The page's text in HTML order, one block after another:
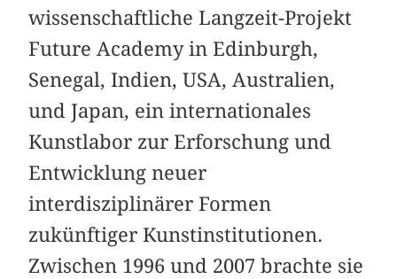
wissenschaftliche Langzeit-Projekt
Future Academy in Edinburgh,
Senegal, Indien, USA, Australien,
und Japan, ein internationales
Kunstlabor zur Erforschung und
Entwicklung neuer
interdisziplinärer Formen
zukünftiger Kunstinstitutionen.
Zwischen 1996 und 2007 brachte sie